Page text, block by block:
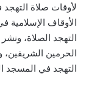
لأوقات صلاة
الأوقاف الإسلامية
التهجد الصلاة،
الحرمين
التهجد في المسجد